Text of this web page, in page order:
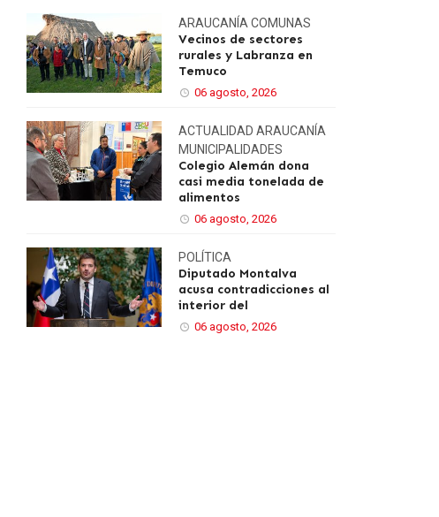
ARAUCANÍA COMUNAS
Vecinos de sectores
rurales y Labranza en
Temuco
06 agosto, 2026
ACTUALIDAD ARAUCANÍA
MUNICIPALIDADES
Colegio Alemán dona
casi media tonelada de
alimentos
06 agosto, 2026
POLÍTICA
Diputado Montalva
acusa contradicciones al
interior del
06 agosto, 2026